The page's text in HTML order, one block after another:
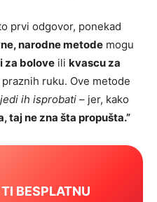
prvi odgovor, ponekad
narodne metode mogu
za bolove ili kvascu za
ruku. Ove metode
ih isprobati – jer, kako
taj ne zna šta propušta.”
BESPLATNU